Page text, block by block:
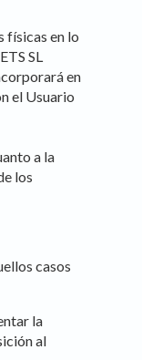
físicas en lo
SL
en
el Usuario
a la
los
casos
la
al